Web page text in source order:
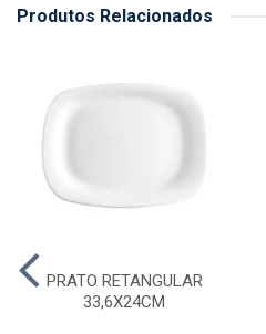
Produtos Relacionados
PRATO RETANGULAR
33,6X24CM